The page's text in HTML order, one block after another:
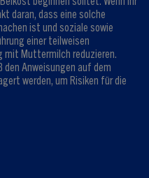
daran, dass eine solche
ist und soziale sowie
einer teilweisen
mit Muttermilch reduzieren.
Anweisungen auf dem
werden, um Risiken für die